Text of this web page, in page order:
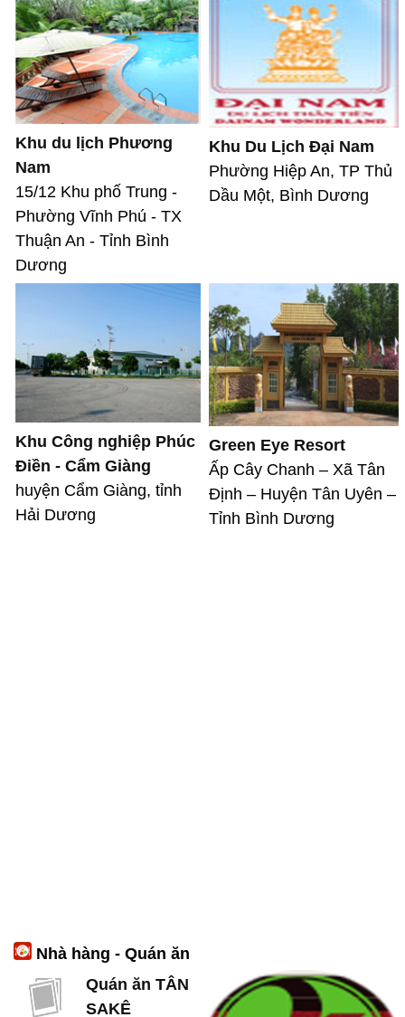
Khu du lịch Phương
Nam
15/12 Khu phố Trung -
Phường Vĩnh Phú - TX
Thuận An - Tỉnh Bình
Dương
Khu Du Lịch Đại Nam
Phường Hiệp An, TP Thủ
Dầu Một, Bình Dương
Khu Công nghiệp Phúc
Điền - Cẩm Giàng
huyện Cẩm Giàng, tỉnh
Hải Dương
Green Eye Resort
Ấp Cây Chanh – Xã Tân
Định – Huyện Tân Uyên –
Tỉnh Bình Dương
Nhà hàng - Quán ăn
Quán ăn TÂN
SAKÊ